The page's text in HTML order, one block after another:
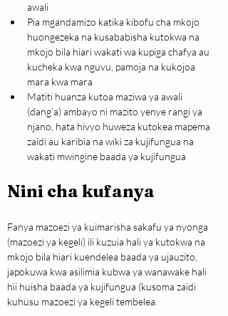
awali
Pia mgandamizo katika kibofu cha mkojo
huongezeka na kusababisha kutokwa na
mkojo bila hiari wakati wa kupiga chafya au
kucheka kwa nguvu, pamoja na kukojoa
mara kwa mara
Matiti huanza kutoa maziwa ya awali
(dang’a) ambayo ni mazito yenye rangi ya
njano, hata hivyo huweza kutokea mapema
zaidi au karibia na wiki za kujifungua na
wakati mwingine baada ya kujifungua
Nini cha kufanya
Fanya mazoezi ya kuimarisha sakafu ya nyonga
(mazoezi ya kegeli) ili kuzuia hali ya kutokwa na
mkojo bila hiari kuendelea baada ya ujauzito,
japokuwa kwa asilimia kubwa ya wanawake hali
hii huisha baada ya kujifungua (kusoma zaidi
kuhusu mazoezi ya kegeli tembelea.